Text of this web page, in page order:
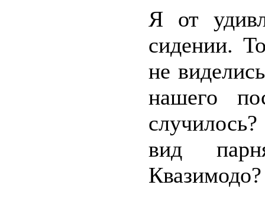
Я от
сидении.
не
нашего
вид
Квазимодо?